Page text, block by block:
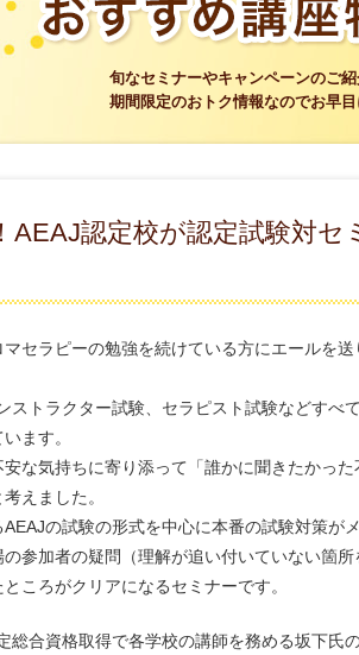
旬なセミナーやキャンペーンのご紹
期間限定のおトク情報なのでお早目
AEAJ認定校が認定試験対セ
セラピーの勉強を続けている方にエールを送
ストラクター試験、セラピスト試験などすべ
ます。
な気持ちに寄り添って「誰かに聞きたかった
えました。
の試験の形式を中心に本番の試験対策が
参加者の疑問（理解が追い付いていない箇所
ころがクリアになるセミナーです。
総合資格取得で各学校の講師を務める坂下氏